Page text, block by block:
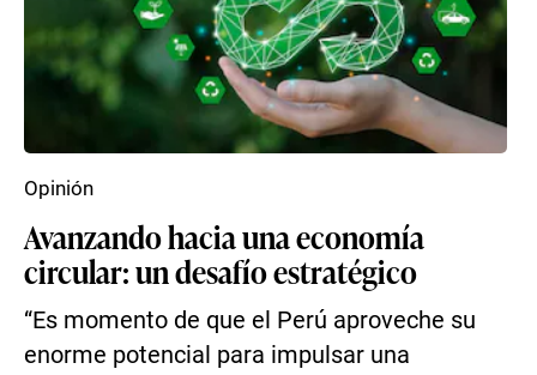
Avanzando hacia una economía
circular: un desafío estratégico
“Es momento de que el Perú aproveche su
enorme potencial para impulsar una
Opinión